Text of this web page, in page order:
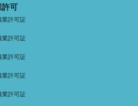
可
許可証
許可証
許可証
許可証
許可証